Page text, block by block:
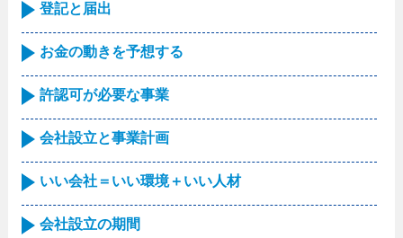
登記と届出
お金の動きを予想する
許認可が必要な事業
会社設立と事業計画
いい会社＝いい環境＋いい人材
会社設立の期間